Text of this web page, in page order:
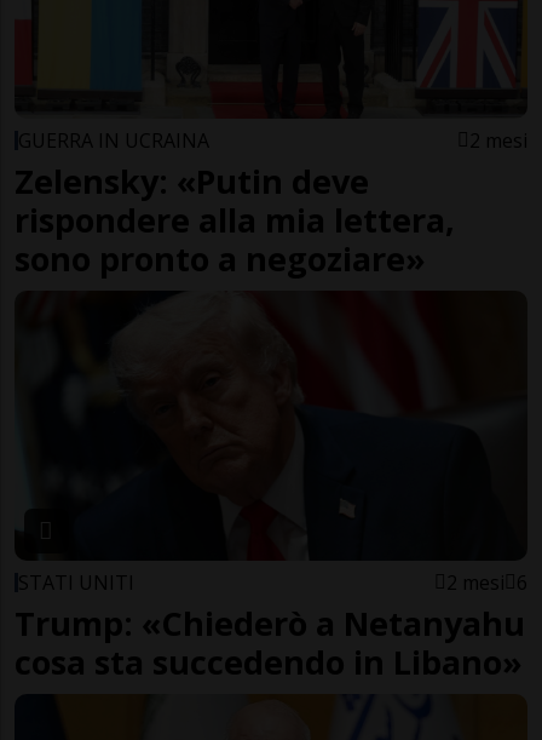
GUERRA IN UCRAINA 2 mesi
Zelensky: «Putin deve
rispondere alla mia lettera,
sono pronto a negoziare»
STATI UNITI 2 mesi 6
Trump: «Chiederò a Netanyahu
cosa sta succedendo in Libano»